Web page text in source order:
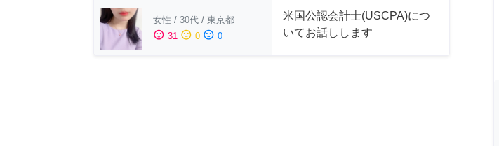
女性 / 30代 / 東京都
sentiment_satisfied 31 sentiment_neutral 0 sentiment_dissatisfied 0
米国公認会計士(USCPA)につ
いてお話しします